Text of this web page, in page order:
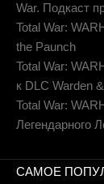
War. Подкаст
Total War:
the Paunch
Total War:
к DLC Warden
Total War:
Легендарного
САМОЕ